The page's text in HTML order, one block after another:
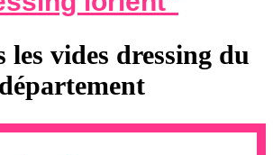
les vides dressing du
département